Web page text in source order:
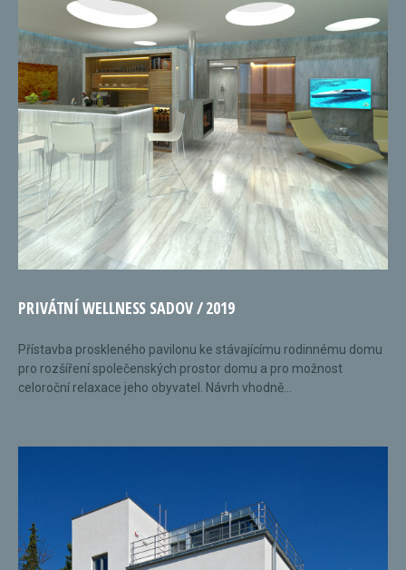
PRIVÁTNÍ WELLNESS SADOV / 2019
Přístavba proskleného pavilonu ke stávajícímu rodinnému domu
pro rozšíření společenských prostor domu a pro možnost
celoroční relaxace jeho obyvatel. Návrh vhodně...